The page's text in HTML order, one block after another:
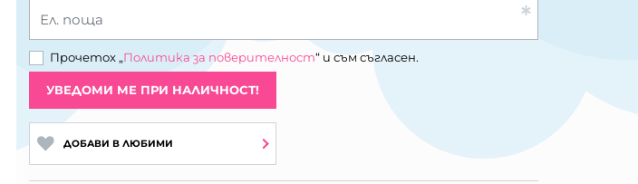
Ел. поща
Прочетох „Политика за поверителност“ и съм съгласен.
УВЕДОМИ МЕ ПРИ НАЛИЧНОСТ!
ДОБАВИ В ЛЮБИМИ